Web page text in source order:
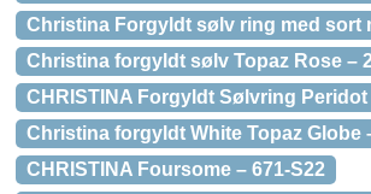
Christina Forgyldt sølv ring med sort
Christina forgyldt sølv Topaz Rose –
CHRISTINA Forgyldt Sølvring
Christina forgyldt White Topaz Globe
CHRISTINA Foursome – 671-S22